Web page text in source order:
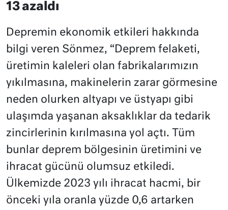
13 azaldı
Depremin ekonomik etkileri hakkında
bilgi veren Sönmez, “Deprem felaketi,
üretimin kaleleri olan fabrikalarımızın
yıkılmasına, makinelerin zarar görmesine
neden olurken altyapı ve üstyapı gibi
ulaşımda yaşanan aksaklıklar da tedarik
zincirlerinin kırılmasına yol açtı. Tüm
bunlar deprem bölgesinin üretimini ve
ihracat gücünü olumsuz etkiledi.
Ülkemizde 2023 yılı ihracat hacmi, bir
önceki yıla oranla yüzde 0,6 artarken